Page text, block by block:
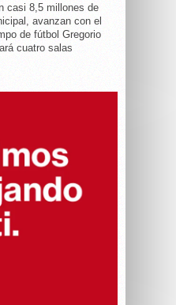
casi 8,5 millones de
avanzan con el
de fútbol Gregorio
cuatro salas